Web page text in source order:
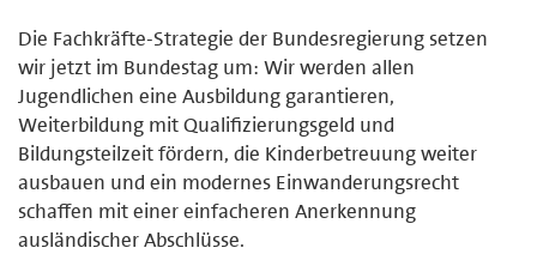
Die Fachkräfte-Strategie der Bundesregierung setzen
wir jetzt im Bundestag um: Wir werden allen
Jugendlichen eine Ausbildung garantieren,
Weiterbildung mit Qualifizierungsgeld und
Bildungsteilzeit fördern, die Kinderbetreuung weiter
ausbauen und ein modernes Einwanderungsrecht
schaffen mit einer einfacheren Anerkennung
ausländischer Abschlüsse.